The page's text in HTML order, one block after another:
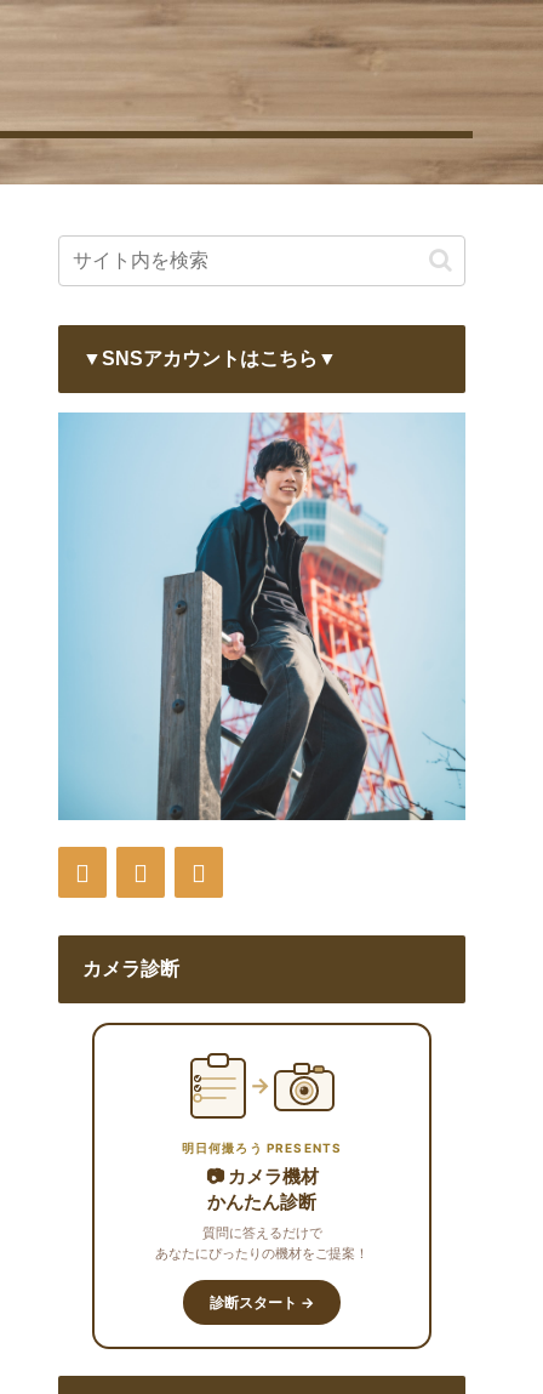
▼SNSアカウントはこちら▼
カメラ診断
→
明日何撮ろう PRESENTS
📷 カメラ機材
かんたん診断
質問に答えるだけで
あなたにぴったりの機材をご提案！
診断スタート →